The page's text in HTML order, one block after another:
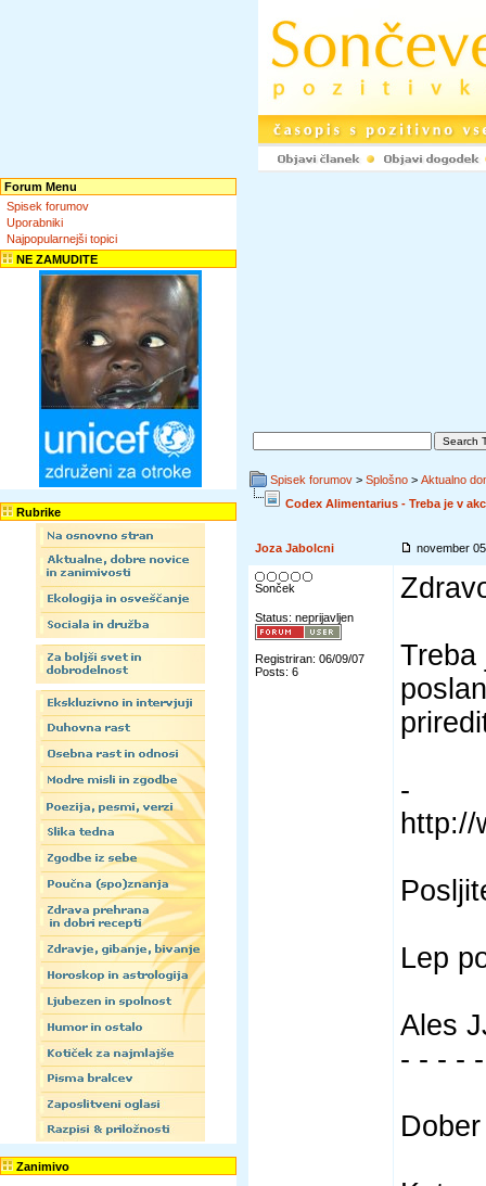
Forum Menu
Spisek forumov
Uporabniki
Najpopularnejši topici
NE ZAMUDITE
Rubrike
Zanimivo
Spisek forumov > Splošno > Aktualno
Codex Alimentarius - Treba je v
Joza Jabolcni november
Sonček
Status: neprijavljen
Registriran: 06/09/07
Posts: 6
Treba
-
http://
Lep
Ales
- - - -